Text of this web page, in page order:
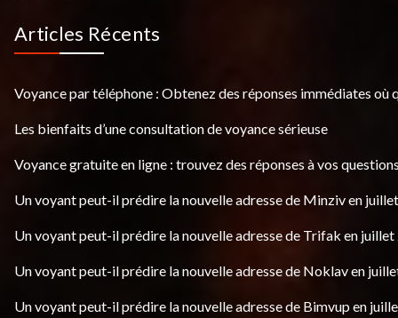
Articles Récents
Voyance par téléphone : Obtenez des réponses immédiates où
Les bienfaits d’une consultation de voyance sérieuse
Voyance gratuite en ligne : trouvez des réponses à vos
Un voyant peut-il prédire la nouvelle adresse de Minziv en
Un voyant peut-il prédire la nouvelle adresse de Trifak en juillet
Un voyant peut-il prédire la nouvelle adresse de Noklav en
Un voyant peut-il prédire la nouvelle adresse de Bimvup en